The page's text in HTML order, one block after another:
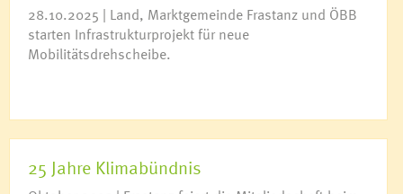
28.10.2025 | Land, Marktgemeinde Frastanz und ÖBB
starten Infrastrukturprojekt für neue
Mobilitätsdrehscheibe.
25 Jahre Klimabündnis